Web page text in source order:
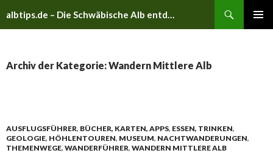
albtips.de – Die Schwäbische Alb entdecken
Archiv der Kategorie: Wandern Mittlere Alb
AUSFLUGSFÜHRER, BÜCHER, KARTEN, APPS, ESSEN, TRINKEN,
GEOLOGIE, HÖHLENTOUREN, MUSEUM, NACHTWANDERUNGEN,
THEMENWEGE, WANDERFÜHRER, WANDERN MITTLERE ALB